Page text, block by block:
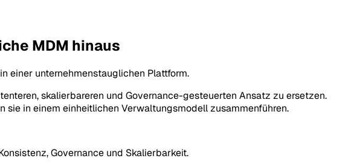
MDM hinaus
einer unternehmenstauglichen Plattform.
skalierbareren und Governance-gesteuerten Ansatz zu ersetzen.
in einem einheitlichen Verwaltungsmodell zusammenführen.
Governance und Skalierbarkeit.